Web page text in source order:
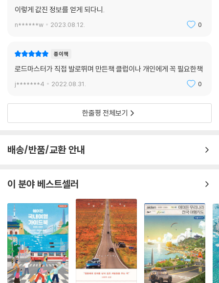
9. 오천항 / 충청수영 해안경관전망대
⑨ 충청북도 권역
2. 문광저수지 은행나무길 / 산막이옛길
3. 선암계곡로
5. 난계사 / 옥계폭포
PART 3 추천할만한 개별 투어 코스
② 경기도 / 인천광역시 권역
⑤ 부산광역시 권역
⑦ 울산광역시 권역
⑧ 전라남도 / 광주광역시 권역
⑨ 전라북도 권역
⑩ 충청남도 권역
⑪ 충청북도 권역
PART 4 바이크로 둘러보는 호수 일주 투어
이렇게 값진 정보를 얻게 되다니.
n******w 2023.08.12. 0
종이책
로드마스터가 직접 발로뛰며 만든책 클럽이나 개인에게 꼭 필요한책
j*******4 2022.08.31. 0
한줄평 전체보기
배송/반품/교환 안내
이 분야 베스트셀러